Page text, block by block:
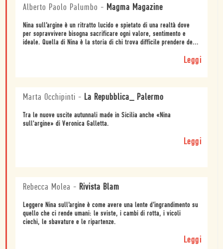
Alberto Paolo Palumbo - Magma Magazine
Nina sull’argine è un ritratto lucido e spietato di una realtà dove
per sopravvivere bisogna sacrificare ogni valore, sentimento e
ideale. Quella di Nina è la storia di chi trova difficile prendere de...
Leggi
Marta Occhipinti - La Repubblica_ Palermo
Tra le nuove uscite autunnali made in Sicilia anche «Nina
sull'argine» di Veronica Galletta.
Leggi
Rebecca Molea - Rivista Blam
Leggere Nina sull’argine è come avere una lente d’ingrandimento su
quello che ci rende umani: le sviste, i cambi di rotta, i vicoli
ciechi, le sbavature e le ripartenze.
Leggi